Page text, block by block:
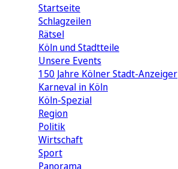
Startseite
Schlagzeilen
Rätsel
Köln und Stadtteile
Unsere Events
150 Jahre Kölner Stadt-Anzeiger
Karneval in Köln
Köln-Spezial
Region
Politik
Wirtschaft
Sport
Panorama